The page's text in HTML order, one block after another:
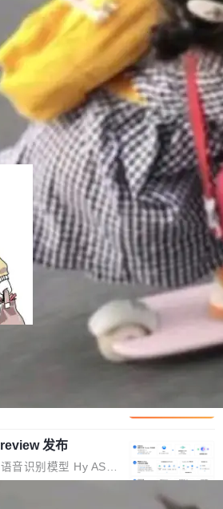
的高性能通信组
MPComm中实现了一
信引擎（Engine），
，通过调用公有云模
研发效率。但随着 AI
步走向团队级、组织
过程中，对安全性、
高要求。 首先是数据
数普通研发场景，公
和效率提升的需求。
对数据安全要求较...
集中展示人工智能在
术底座、行业赋能、
等五大方向。深信服
成功入选！ 随着各行
设，算力构成形态逐
在发生变化：不只是
清混合算力时代下，
被充分利用，以及持
。 深信服AI算力网关
Token治理和成本治
份算力都看得清、管
安全！ 一、从现在开
：一个时代的结
作者之一。
的作者之一。
首席科学家。 Jeff D
年后，宣布离职。 他
还有 Sanjay Ghema
，Jeff Dean 二十多
和 Bigtable 的共同
大脑核心成员，Se
明人）以及 Oriol Vin
，AlphaSta...
发布：界面
记忆搜索增强
编码智能体，这一轮
住」三件事一次补
是杭州无
编码智能体——一位全
理解需求、规划步
不挑平台，curl 一行
· GitCode · GitHu
）、macOS / Linu
。 # macOS / Linu
https://solon.noea
放AI Coding
（CodeArts）
作用与价值 在软件工
心知识资产的主要载
含数十万乃至数百万
型调用可承载的上下
续扩张与代码历史的
关系、接口契约、业
于数十乃至数百个文
识关联网络。传统的
配、目录遍历）仅能
难以触及代码的语义
者使用代码智能体在
著"代码仓理解"瓶
以下简称" CodeBas
码道（CodeA...
时，算法工程
私活
了一起案件：北京一
为了给自己接的私活腾
游戏部门的全部核心
东城区某科技公司AI
景。在公司内部架构
员将数据从A集群迁
"收到"。 他没有迁移
点，他使用此前登录
入了一条被程序员圈
高管理员权限、无
实践：KV ca
吐量提升 4
大模型系列之一，但
吃显存了。月之暗面
都是长上下文、M
人上瘾，但 GPU 显
的 Workers AI 团队
他们在官方博客上发
发布
音识别模型 Hy ASR
大语言模型 Hy3 的